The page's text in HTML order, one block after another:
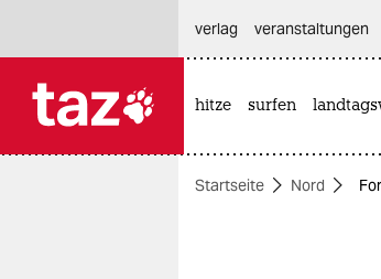
themen
verlag
veranstaltungen
hitze surfen
Startseite Nord